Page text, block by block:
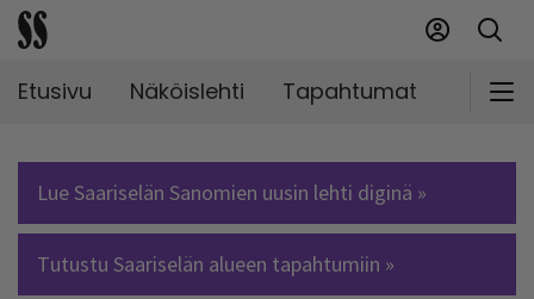
Etusivu Näköislehti Tapahtumat
Lue Saariselän Sanomien uusin lehti diginä »
Tutustu Saariselän alueen tapahtumiin »